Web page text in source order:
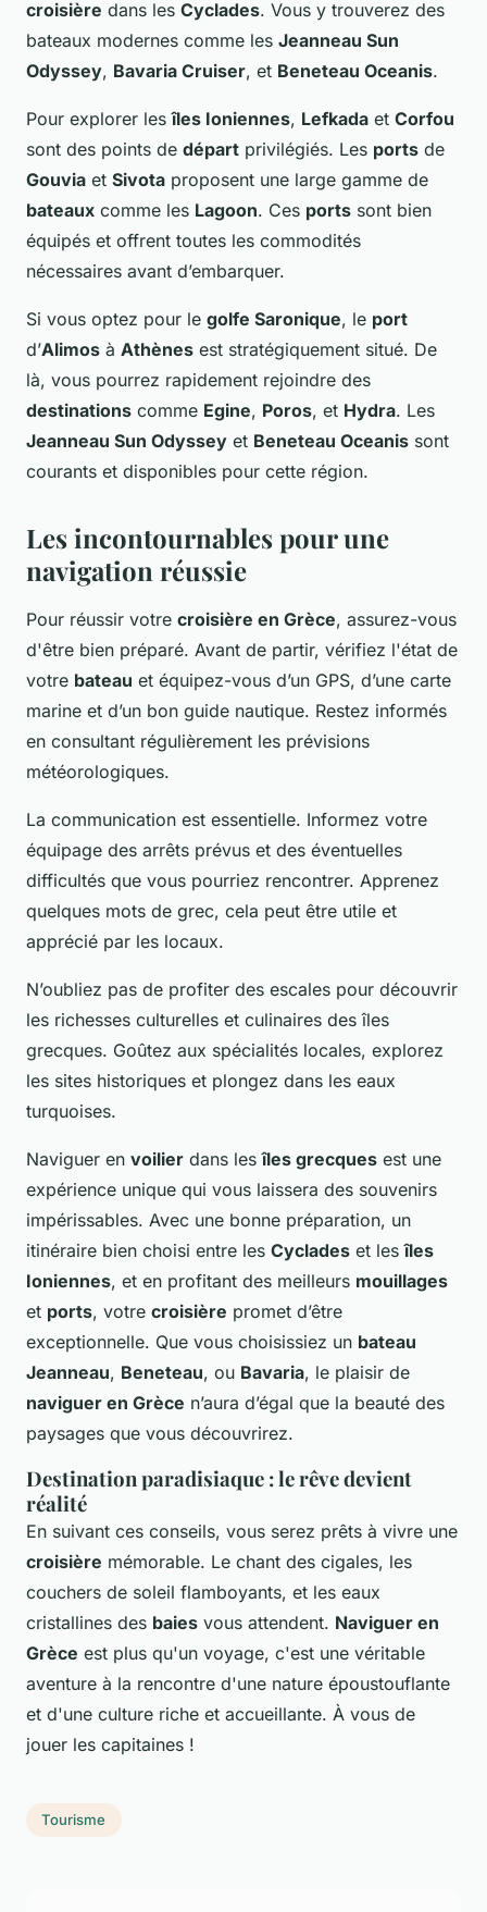
croisière dans les Cyclades. Vous y trouverez des
bateaux modernes comme les Jeanneau Sun
Odyssey, Bavaria Cruiser, et Beneteau Oceanis.
Pour explorer lesîles Ioniennes, Lefkada et Corfou
sont des points de départ privilégiés. Les ports de
Gouvia et Sivota proposent une large gamme de
bateaux comme les Lagoon. Ces ports sont bien
équipés et offrent toutes les commodités
nécessaires avant d’embarquer.
Si vous optez pour le golfe Saronique, le port
d’Alimos à Athènes est stratégiquement situé. De
là, vous pourrez rapidement rejoindre des
destinations comme Egine, Poros, et Hydra. Les
Jeanneau Sun Odyssey et Beneteau Oceanis sont
courants et disponibles pour cette région.
Les incontournables pour une
navigation réussie
Pour réussir votre croisière en Grèce, assurez-vous
d'être bien préparé. Avant de partir, vérifiez l'état de
votre bateau et équipez-vous d’un GPS, d’une carte
marine et d’un bon guide nautique. Restez informés
en consultant régulièrement les prévisions
météorologiques.
La communication est essentielle. Informez votre
équipage des arrêts prévus et des éventuelles
difficultés que vous pourriez rencontrer. Apprenez
quelques mots de grec, cela peut être utile et
apprécié par les locaux.
N’oubliez pas de profiter des escales pour découvrir
les richesses culturelles et culinaires des îles
grecques. Goûtez aux spécialités locales, explorez
les sites historiques et plongez dans les eaux
turquoises.
Naviguer en voilier dans lesîles grecques est une
expérience unique qui vous laissera des souvenirs
impérissables. Avec une bonne préparation, un
itinéraire bien choisi entre les Cyclades et lesîles
Ioniennes, et en profitant des meilleurs mouillages
et ports, votre croisière promet d’être
exceptionnelle. Que vous choisissiez un bateau
Jeanneau, Beneteau, ou Bavaria, le plaisir de
naviguer en Grèce n’aura d’égal que la beauté des
paysages que vous découvrirez.
Destination paradisiaque : le rêve devient
réalité
En suivant ces conseils, vous serez prêts à vivre une
croisière mémorable. Le chant des cigales, les
couchers de soleil flamboyants, et les eaux
cristallines des baies vous attendent. Naviguer en
Grèce est plus qu'un voyage, c'est une véritable
aventure à la rencontre d'une nature époustouflante
et d'une culture riche et accueillante. À vous de
jouer les capitaines !
Tourisme